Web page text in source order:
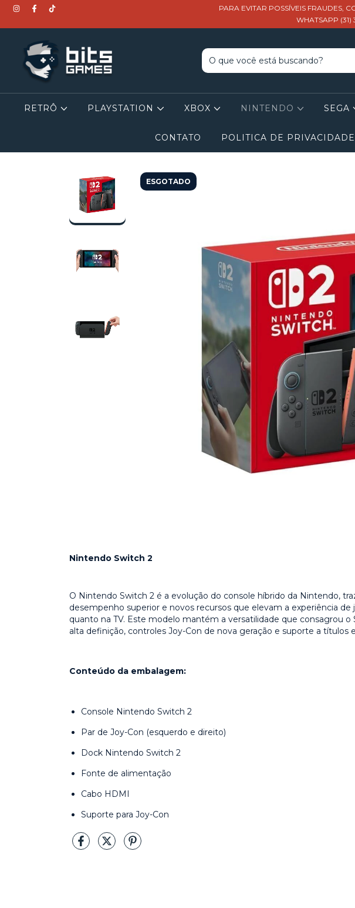
PARA EVITAR POSSÍVEIS FRAUDES,
WHATSAPP (31)
RETRÔ PLAYSTATION XBOX NINTENDO SEGA
CONTATO POLITICA DE PRIVACIDADE
ESGOTADO
Nintendo Switch 2
O Nintendo Switch 2 é a evolução do console híbrido da Nintendo,
desempenho superior e novos recursos que elevam a experiência
quanto na TV. Este modelo mantém a versatilidade que consagrou
alta definição, controles Joy-Con de nova geração e suporte a títulos
Conteúdo da embalagem:
Console Nintendo Switch 2
Par de Joy-Con (esquerdo e direito)
Dock Nintendo Switch 2
Fonte de alimentação
Cabo HDMI
Suporte para Joy-Con